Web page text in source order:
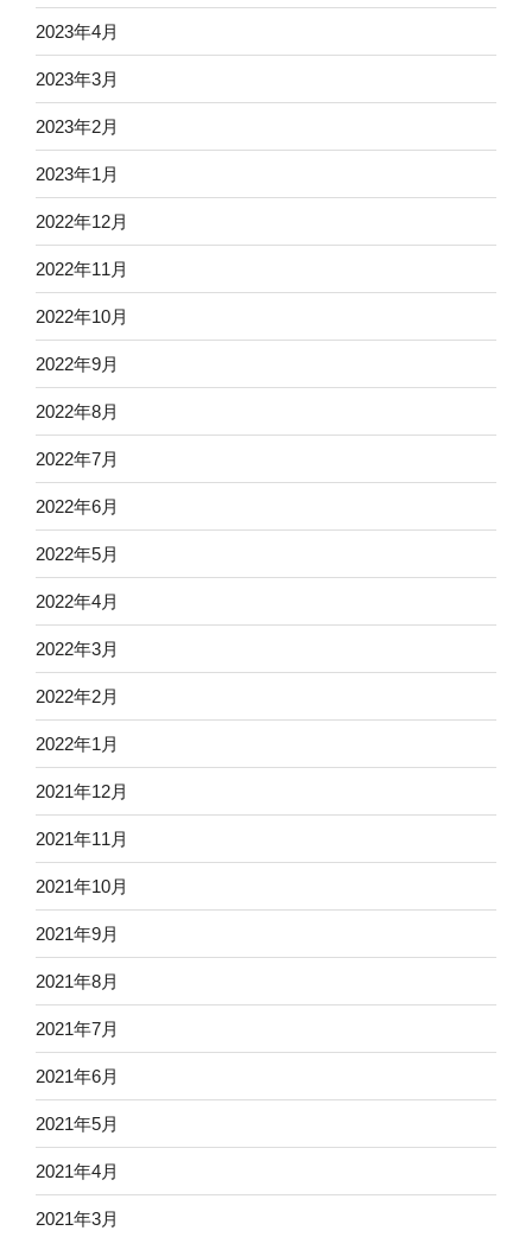
2023年4月
2023年3月
2023年2月
2023年1月
2022年12月
2022年11月
2022年10月
2022年9月
2022年8月
2022年7月
2022年6月
2022年5月
2022年4月
2022年3月
2022年2月
2022年1月
2021年12月
2021年11月
2021年10月
2021年9月
2021年8月
2021年7月
2021年6月
2021年5月
2021年4月
2021年3月